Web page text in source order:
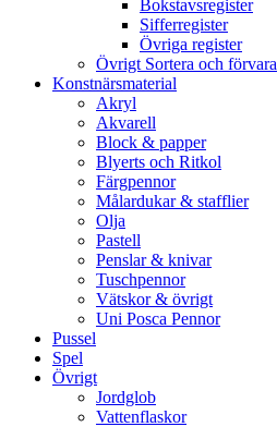
Bokstavsregister
Sifferregister
Övriga register
Övrigt Sortera och förvara
Konstnärsmaterial
Akryl
Akvarell
Block & papper
Blyerts och Ritkol
Färgpennor
Målardukar & stafflier
Olja
Pastell
Penslar & knivar
Tuschpennor
Vätskor & övrigt
Uni Posca Pennor
Pussel
Spel
Övrigt
Jordglob
Vattenflaskor